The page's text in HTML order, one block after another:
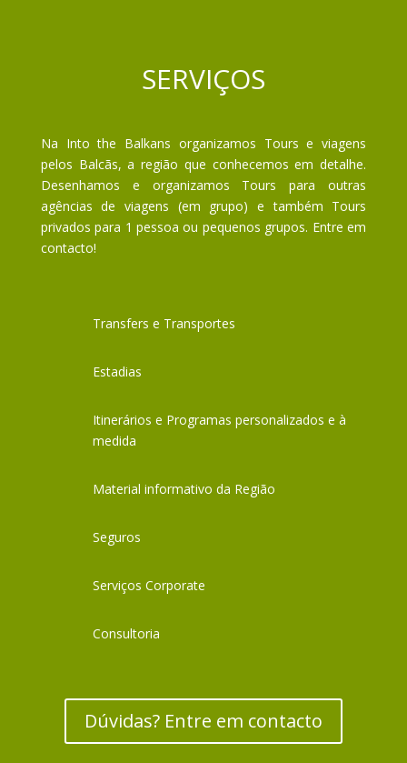
SERVIÇOS
Na Into the Balkans organizamos Tours e viagens
pelos Balcãs, a região que conhecemos em detalhe.
Desenhamos e organizamos Tours para outras
agências de viagens (em grupo) e também Tours
privados para 1 pessoa ou pequenos grupos. Entre em
contacto!
Transfers e Transportes
Estadias
Itinerários e Programas personalizados e à
medida
Material informativo da Região
Seguros
Serviços Corporate
Consultoria
Dúvidas? Entre em contacto